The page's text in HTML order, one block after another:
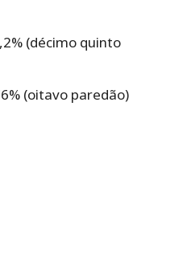
(décimo quinto
(oitavo paredão)